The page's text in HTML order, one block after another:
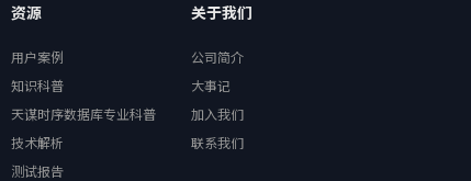
资源
用户案例
知识科普
天谋时序数据库专业科普
技术解析
测试报告
关于我们
公司简介
大事记
加入我们
联系我们